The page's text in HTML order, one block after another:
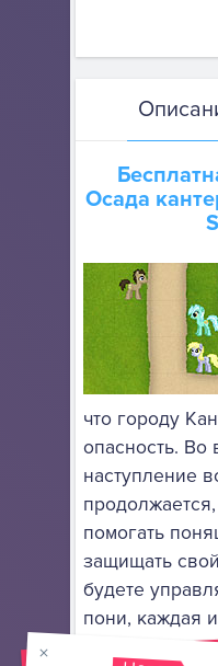
Осада
что городу
опасность. Во
наступление
помогать
защищать
будете
пони, каждая
своими